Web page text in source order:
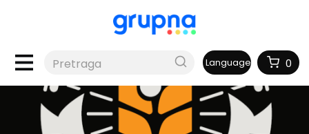
Language 0